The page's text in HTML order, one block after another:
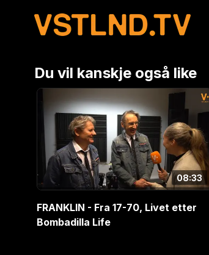
nominerte til Publikumsprisen
Du vil kanskje også like
08:33
FRANKLIN - Fra 17-70, Livet etter
Bombadilla Life